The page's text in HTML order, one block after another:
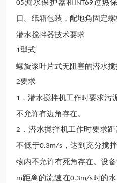
05漏水保护器和 INT69过热
口。纸箱包装，配地角固定螺
潜水搅拌器技术要求
1型式
螺旋浆叶片式无阻塞的潜水搅
2要求
1 ．潜水搅拌机工作时要求污
不允许有边角存在。
2 ．潜水搅拌机工作时要求
不低于0.3m/s ，达到充分搅
物内不允许有死角存在。设
m 距离的流速在0.3m/s 时的